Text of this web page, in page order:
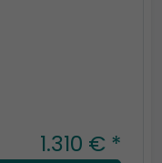
1.310 € *